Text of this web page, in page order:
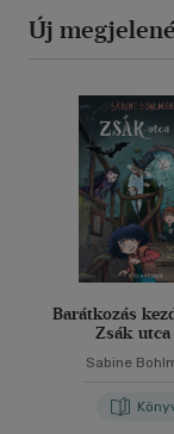
Új
Barátkozás
Zsák utca
Sabine